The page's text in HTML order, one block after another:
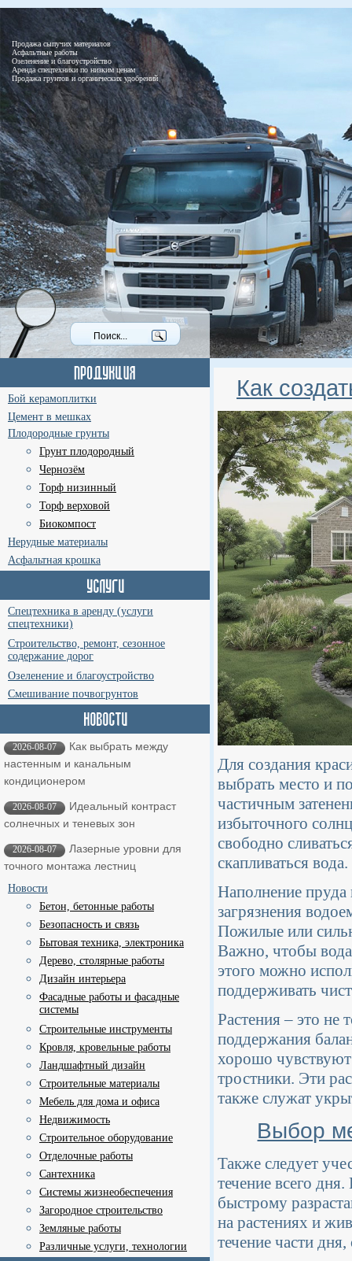
Продажа сыпучих материалов
Асфальтные работы
Озеленение и благоустройство
Аренда спецтехники по низким ценам
Продажа грунтов и органических удобрений
Бой керамоплитки
Цемент в мешках
Плодородные грунты
Грунт плодородный
Чернозём
Торф низинный
Торф верховой
Биокомпост
Нерудные материалы
Асфальтная крошка
Спецтехника в аренду (услуги
спецтехники)
Строительство, ремонт, сезонное
содержание дорог
Озеленение и благоустройство
Смешивание почвогрунтов
2026-08-07
Как выбрать между
настенным и канальным
кондиционером
2026-08-07
Идеальный контраст
солнечных и теневых зон
2026-08-07
Лазерные уровни для
точного монтажа лестниц
Новости
Бетон, бетонные работы
Безопасность и связь
Бытовая техника, электроника
Дерево, столярные работы
Дизайн интерьера
Фасадные работы и фасадные
системы
Строительные инструменты
Кровля, кровельные работы
Ландшафтный дизайн
Строительные материалы
Мебель для дома и офиса
Недвижимость
Строительное оборудование
Отделочные работы
Сантехника
Системы жизнеобеспечения
Загородное строительство
Земляные работы
Различные услуги, технологии
Как
Для создания
выбрать место и
частичным
избыточного
свободно
скапливаться вода.
Наполнение пруда
загрязнения
Пожилые или
Важно, чтобы вода
этого можно
поддерживать
Растения – это не
поддержания
хорошо чувствуют
тростники. Эти
также служат
Выбор
Также следует
течение всего
быстрому
на растениях и
течение части